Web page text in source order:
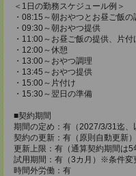
＜1日の勤務スケジュール例＞
・08:15～朝おやつとお昼ご飯の
・09:30～朝おやつ提供
・11:00～お昼ご飯の提供、片付
・12:00～休憩
・13:00～おやつ調理
・13:45～おやつ提供
・15:00～片付け
・15:30～翌日の準備
■契約期間
期間の定め：有（2027/3/31迄、
契約の更新：有（原則自動更新）
更新上限：有（通算契約期間は5
試用期間：有（3カ月）※条件変
時間外労働：有